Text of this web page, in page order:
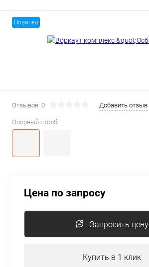
Новинка
Отзывов: 0 Добавить отзыв
Опорный столб:
Цена по запросу
Запросить цену
Купить в 1 клик